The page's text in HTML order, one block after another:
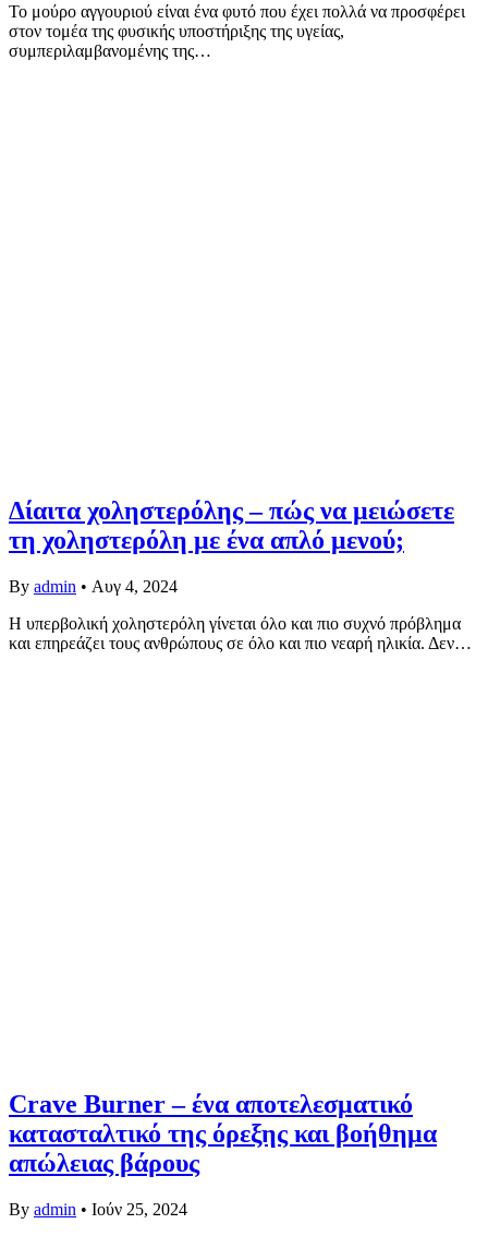
Το μούρο αγγουριού είναι ένα φυτό που έχει πολλά να προσφέρει
στον τομέα της φυσικής υποστήριξης της υγείας,
συμπεριλαμβανομένης της…
Δίαιτα χοληστερόλης – πώς να μειώσετε
τη χοληστερόλη με ένα απλό μενού;
By admin • Αυγ 4, 2024
Η υπερβολική χοληστερόλη γίνεται όλο και πιο συχνό πρόβλημα
και επηρεάζει τους ανθρώπους σε όλο και πιο νεαρή ηλικία. Δεν…
Crave Burner – ένα αποτελεσματικό
κατασταλτικό της όρεξης και βοήθημα
απώλειας βάρους
By admin • Ιούν 25, 2024